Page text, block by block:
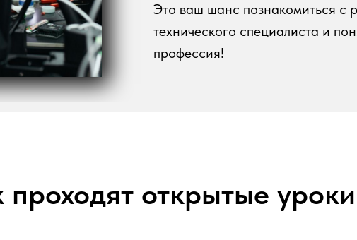
Это ваш шанс познакомиться с
технического специалиста и
профессия!
проходят открытые